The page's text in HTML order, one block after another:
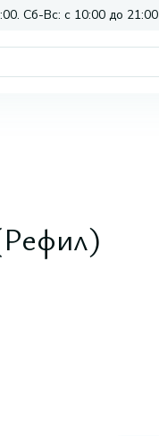
Сб-Вс: с 10:00 до 21:00